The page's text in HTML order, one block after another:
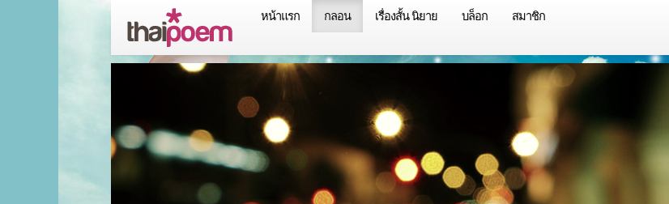
หน้าแรก กลอน เรื่องสั้น นิยาย บล็อก สมาชิก